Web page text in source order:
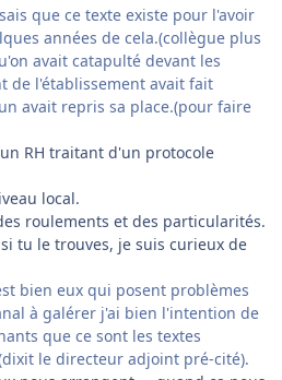
que ce texte existe pour l'avoir
années de cela.(collègue plus
avait catapulté devant les
de l'établissement avait fait
avait repris sa place.(pour faire
RH traitant d'un protocole
local.
roulements et des particularités.
tu le trouves, je suis curieux de
bien eux qui posent problèmes
à galérer j'ai bien l'intention de
que ce sont les textes
le directeur adjoint pré-cité).